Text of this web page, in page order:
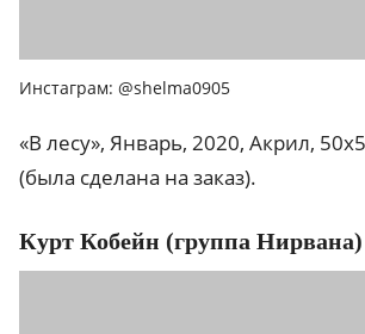
Инстаграм: @shelma0905
«В лесу», Январь, 2020, Акрил,
(была сделана на заказ).
Курт Кобейн (группа Нирвана)